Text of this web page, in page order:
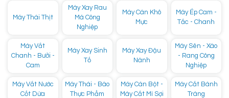
Máy Thái Thịt
Máy Xay Rau
Má Công
Nghiệp
Máy Cán Khô
Mực
Máy Ép Cam -
Tắc - Chanh
Máy Vắt
Chanh - Bưởi -
Cam
Máy Xay Sinh
Tố
Máy Xay Đậu
Nành
Máy Sên - Xào
- Rang Công
Nghiệp
Máy Vắt Nước
Cốt Dừa
Máy Thái - Bào
Thực Phẩm
Máy Cán Bột -
Máy Cắt Mì Sợi
Máy Cắt Bánh
Tráng